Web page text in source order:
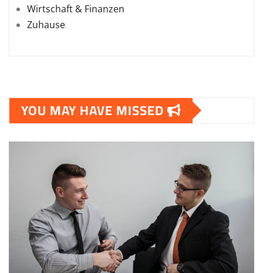
Wirtschaft & Finanzen
Zuhause
YOU MAY HAVE MISSED